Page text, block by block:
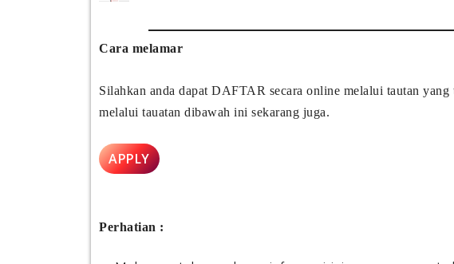
Cara melamar
Silahkan anda dapat DAFTAR secara online melalui tautan yang
melalui tauatan dibawah ini sekarang juga.
APPLY
Perhatian :